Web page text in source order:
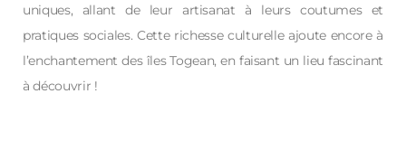
uniques, allant de leur artisanat à leurs coutumes et
pratiques sociales. Cette richesse culturelle ajoute encore à
l’enchantement des îles Togean, en faisant un lieu fascinant
à découvrir !